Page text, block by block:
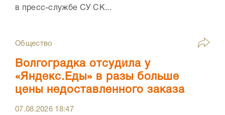
в пресс-службе СУ СК...
Общество
Волгоградка отсудила у
«Яндекс.Еды» в разы больше
цены недоставленного заказа
07.08.2026 18:47